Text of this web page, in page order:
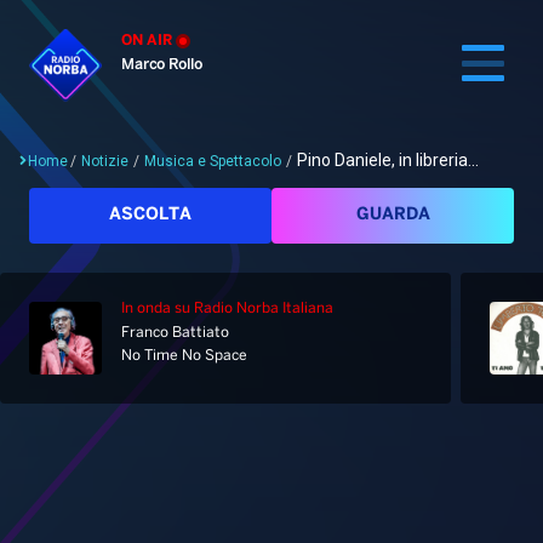
ON AIR
Marco Rollo
Cerca
Home
Notizie
Pod&Play
Home/ Notizie / Musica e Spettacolo / Pino Daniele, in libreria...
ASCOLTA GUARDA
In onda su Radio Norba Italiana
Franco Battiato
No Time No Space